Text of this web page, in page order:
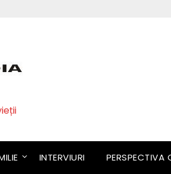
INTERVIURI PERSPECTIVA